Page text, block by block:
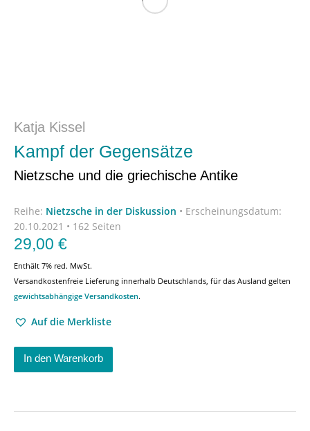
Katja Kissel
Kampf der Gegensätze
Nietzsche und die griechische Antike
Reihe: Nietzsche in der Diskussion • Erscheinungsdatum:
20.10.2021 • 162 Seiten
29,00 €
Enthält 7% red. MwSt.
Versandkostenfreie Lieferung innerhalb Deutschlands, für das Ausland gelten
gewichtsabhängige Versandkosten.
Auf die Merkliste
In den Warenkorb